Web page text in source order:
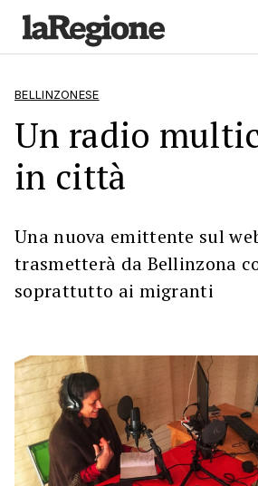
BELLINZONESE
Un radio
in città
Una nuova emittente sul
trasmetterà da Bellinzona
soprattutto ai migranti